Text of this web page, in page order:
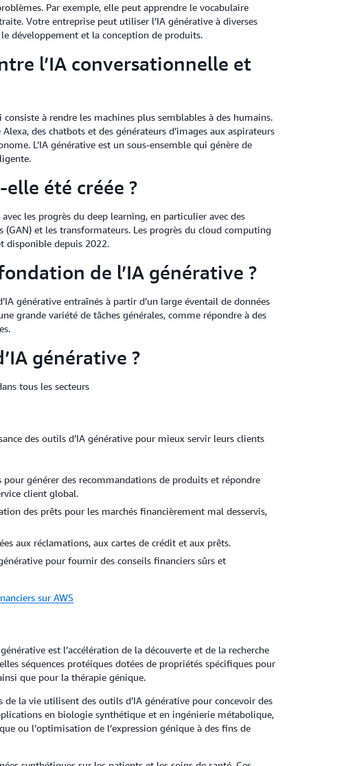
Par exemple, elle peut apprendre le vocabulaire
Votre entreprise peut utiliser l’IA générative à diverses
développement et la conception de produits.
l’IA conversationnelle et
à rendre les machines plus semblables à des humains.
des chatbots et des générateurs d’images aux aspirateurs
L’IA générative est un sous-ensemble qui génère de
été créée ?
les progrès du deep learning, en particulier avec des
et les transformateurs. Les progrès du cloud computing
disponible depuis 2022.
de l’IA générative ?
générative entraînés à partir d’un large éventail de données
grande variété de tâches générales, comme répondre à des
générative ?
tous les secteurs
des outils d’IA générative pour mieux servir leurs clients
générer des recommandations de produits et répondre
client global.
des prêts pour les marchés financièrement mal desservis,
aux réclamations, aux cartes de crédit et aux prêts.
pour fournir des conseils financiers sûrs et
sur AWS
est l’accélération de la découverte et de la recherche
séquences protéiques dotées de propriétés spécifiques pour
que pour la thérapie génique.
de la vie utilisent des outils d’IA générative pour concevoir des
en biologie synthétique et en ingénierie métabolique,
ou l’optimisation de l’expression génique à des fins de